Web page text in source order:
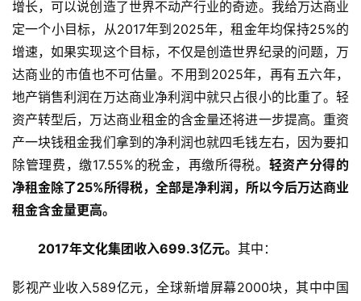
增长，可以说创造了世界不动产行业的奇迹。我给万达商业
定一个小目标，从2017年到2025年，租金年均保持25%的
增速，如果实现这个目标，不仅是创造世界纪录的问题，万
达商业的市值也不可估量。不用到2025年，再有五六年，
地产销售利润在万达商业净利润中就只占很小的比重了。轻
资产转型后，万达商业租金的含金量还将进一步提高。重资
产一块钱租金我们拿到的净利润也就四毛钱左右，因为要扣
除管理费，缴17.55%的税金，再缴所得税。 轻资产分得的
净租金除了25%所得税，全部是净利润，所以今后万达商业
租金含金量更高。
2017年文化集团收入699.3亿元。 其中：
影视产业收入589亿元，全球新增屏幕2000块，其中中国